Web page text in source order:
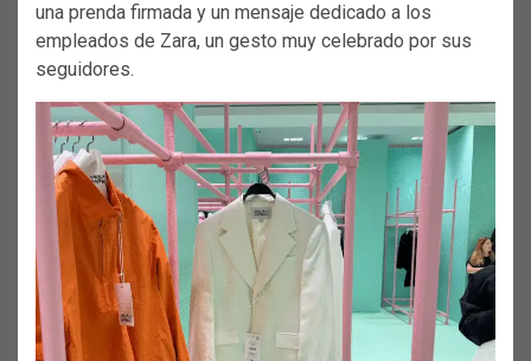
una prenda firmada y un mensaje dedicado a los
empleados de Zara, un gesto muy celebrado por sus
seguidores.